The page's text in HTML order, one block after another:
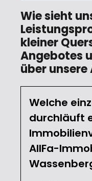
Wie sieht
kleiner
Angebotes
über unsere
Welche
durchläuft
AllFa-